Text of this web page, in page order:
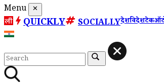
Menu ✕
QUICKLY SOCIALLYदेशविदेशटेक